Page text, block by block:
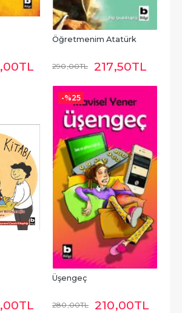
,00TL
Öğretmenim Atatürk
290,00TL 217,50TL
,00TL
-%25
Üşengeç
280,00TL 210,00TL